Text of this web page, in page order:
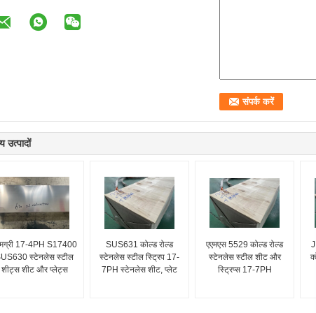
उत्पादों
17-4PH S17400
स्टेनलेस स्टील
शीट्स शीट और प्लेट्स
SUS631 कोल्ड रोल्ड
स्टेनलेस स्टील स्ट्रिप 17-
7PH स्टेनलेस शीट, प्लेट
एएमएस 5529 कोल्ड रोल्ड
स्टेनलेस स्टील शीट और
स्ट्रिप्स 17-7PH